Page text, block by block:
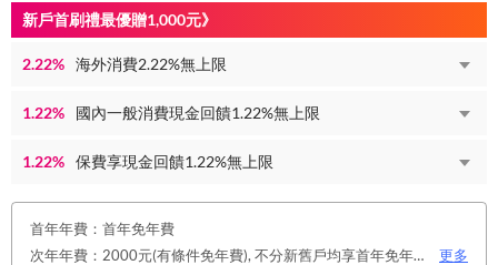
新戶首刷禮最優贈1,000元》
2.22% 海外消費2.22%無上限
1.22% 國內一般消費現金回饋1.22%無上限
1.22% 保費享現金回饋1.22%無上限
首年年費：首年免年費
次年年費：2000元(有條件免年費), 不分新舊戶均享首年免年費，第二年起符合以下條件享年費優惠辦法： 1.使用非紙本帳單(電子帳單或行動帳單)終身免年費。 2.前一年消費滿8 萬或 12 次享次年免年費。
更多